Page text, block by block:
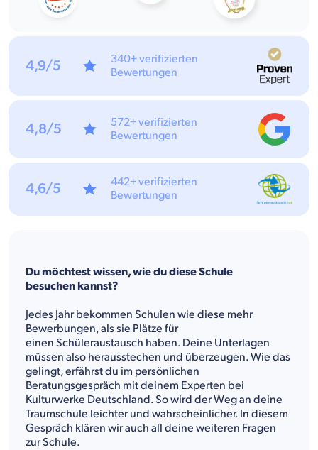
Du möchtest wissen, wie du diese Schule
besuchen kannst?
Jedes Jahr bekommen Schulen wie diese mehr
Bewerbungen, als sie Plätze für
einen Schüleraustausch haben. Deine Unterlagen
müssen also herausstechen und überzeugen. Wie das
gelingt, erfährst du im persönlichen
Beratungsgespräch mit deinem Experten bei
Kulturwerke Deutschland. So wird der Weg an deine
Traumschule leichter und wahrscheinlicher. In diesem
Gespräch klären wir auch all deine weiteren Fragen
zur Schule.
4,9/5
340+ verifizierten
Bewertungen
4,8/5
572+ verifizierten
Bewertungen
4,6/5
442+ verifizierten
Bewertungen